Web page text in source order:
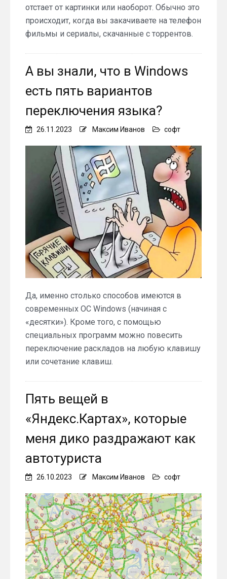
отстает от картинки или наоборот. Обычно это
происходит, когда вы закачиваете на телефон
фильмы и сериалы, скачанные с торрентов.
А вы знали, что в Windows
есть пять вариантов
переключения языка?
26.11.2023 Максим Иванов софт
Да, именно столько способов имеются в
современных ОС Windows (начиная с
«десятки»). Кроме того, с помощью
специальных программ можно повесить
переключение раскладов на любую клавишу
или сочетание клавиш.
Пять вещей в
«Яндекс.Картах», которые
меня дико раздражают как
автотуриста
26.10.2023 Максим Иванов софт